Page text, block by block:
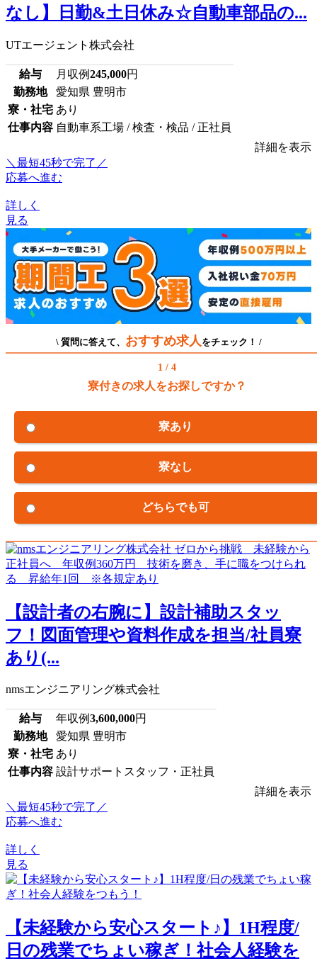
なし】日勤&土日休み☆自動車部品の...
UTエージェント株式会社
給与 月収例245,000円
勤務地
愛知県 豊明市
寮・社宅 あり
仕事内容 自動車系工場 / 検査・検品 / 正社員
詳細を表示
＼最短45秒で完了／
応募へ進む
詳しく
見る
\ 質問に答えて、 おすすめ求人 をチェック！ /
1 / 4
寮付きの求人をお探しですか？
寮あり
寮なし
どちらでも可
【設計者の右腕に】設計補助スタッ
フ！図面管理や資料作成を担当/社員寮
あり(...
nmsエンジニアリング株式会社
給与 年収例3,600,000円
勤務地
愛知県 豊明市
寮・社宅 あり
仕事内容 設計サポートスタッフ・正社員
詳細を表示
＼最短45秒で完了／
応募へ進む
詳しく
見る
【未経験から安心スタート♪】1H程度/
日の残業でちょい稼ぎ！社会人経験を